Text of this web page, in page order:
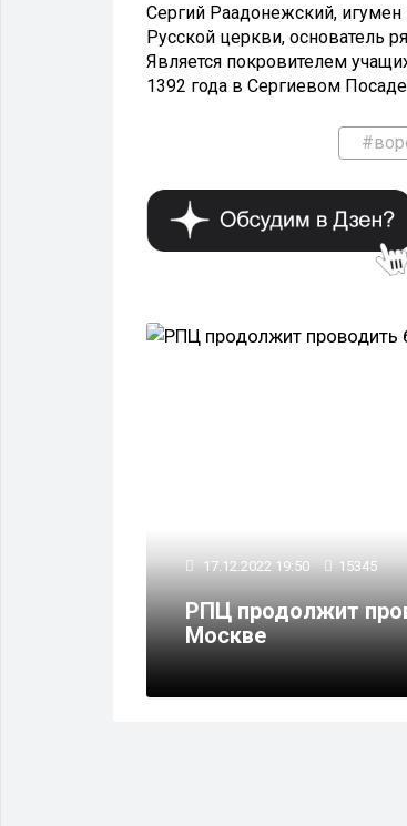
Сергий Раадонежский,
Русской церкви, основатель
Является покровителем
1392 года в Сергиевом
17.12.2022 19:50 15345
РПЦ продолжит
Москве